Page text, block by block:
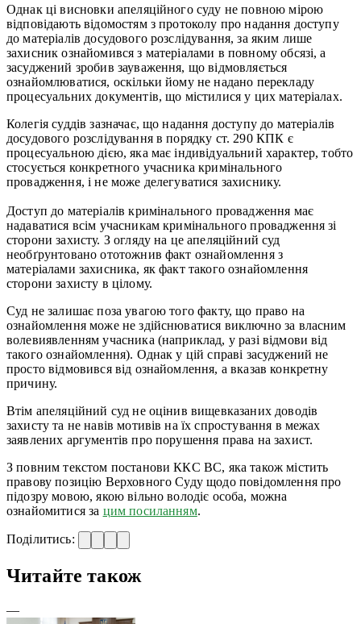
Однак ці висновки апеляційного суду не повною мірою
відповідають відомостям з протоколу про надання доступу
до матеріалів досудового розслідування, за яким лише
захисник ознайомився з матеріалами в повному обсязі, а
засуджений зробив зауваження, що відмовляється
ознайомлюватися, оскільки йому не надано перекладу
процесуальних документів, що містилися у цих матеріалах.
Колегія суддів зазначає, що надання доступу до матеріалів
досудового розслідування в порядку ст. 290 КПК є
процесуальною дією, яка має індивідуальний характер, тобто
стосується конкретного учасника кримінального
провадження, і не може делегуватися захиснику.
Доступ до матеріалів кримінального провадження має
надаватися всім учасникам кримінального провадження зі
сторони захисту. З огляду на це апеляційний суд
необґрунтовано ототожнив факт ознайомлення з
матеріалами захисника, як факт такого ознайомлення
сторони захисту в цілому.
Суд не залишає поза увагою того факту, що право на
ознайомлення може не здійснюватися виключно за власним
волевиявленням учасника (наприклад, у разі відмови від
такого ознайомлення). Однак у цій справі засуджений не
просто відмовився від ознайомлення, а вказав конкретну
причину.
Втім апеляційний суд не оцінив вищевказаних доводів
захисту та не навів мотивів на їх спростування в межах
заявлених аргументів про порушення права на захист.
З повним текстом постанови ККС ВС, яка також містить
правову позицію Верховного Суду щодо повідомлення про
підозру мовою, якою вільно володіє особа, можна
ознайомитися за цим посиланням.
Поділитись:
Читайте також
—